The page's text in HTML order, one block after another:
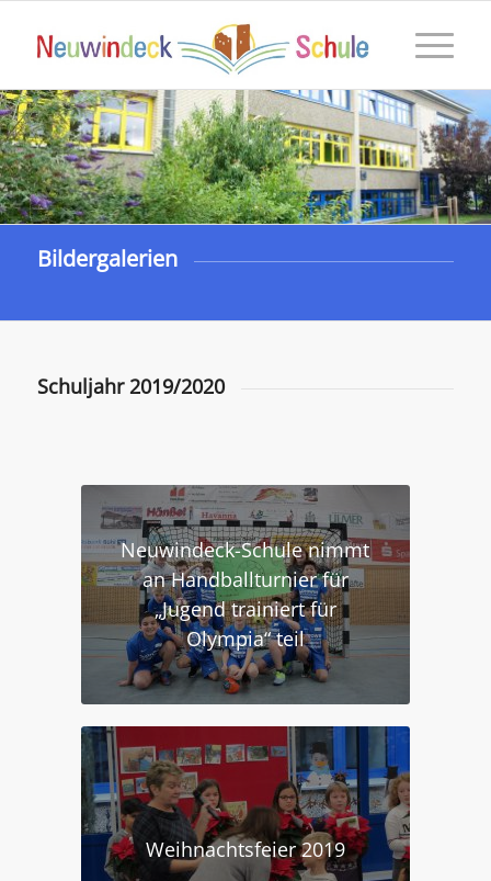
Bildergalerien
Schuljahr 2019/2020
Neuwindeck-Schule nimmt
an Handballturnier für
„Jugend trainiert für
Olympia“ teil
Weihnachtsfeier 2019